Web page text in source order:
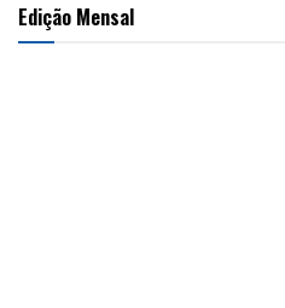
Edição Mensal